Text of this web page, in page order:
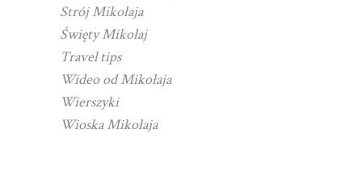
Strój Mikołaja
Święty Mikołaj
Travel tips
Wideo od Mikołaja
Wierszyki
Wioska Mikołaja